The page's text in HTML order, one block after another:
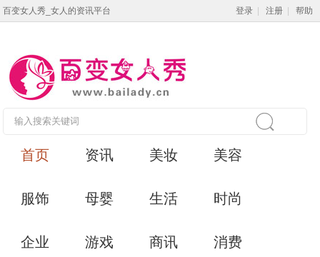
百变女人秀_女人的资讯平台 登录 注册 帮助
首页 资讯 美妆 美容
服饰 母婴 生活 时尚
企业 游戏 商讯 消费